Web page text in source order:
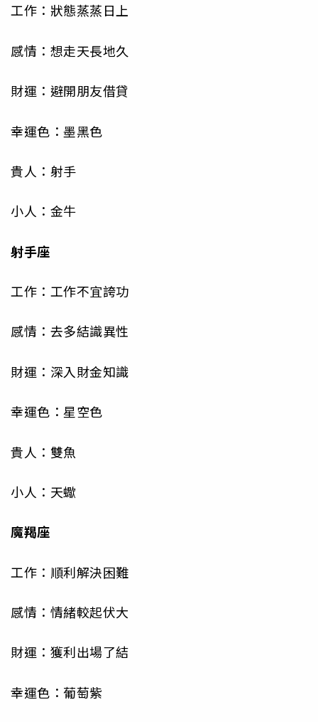
工作：狀態蒸蒸日上
感情：想走天長地久
財運：避開朋友借貸
幸運色：墨黑色
貴人：射手
小人：金牛
射手座
工作：工作不宜誇功
感情：去多結識異性
財運：深入財金知識
幸運色：星空色
貴人：雙魚
小人：天蠍
魔羯座
工作：順利解決困難
感情：情緒較起伏大
財運：獲利出場了結
幸運色：葡萄紫